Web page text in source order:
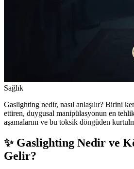
Sağlık
Gaslighting nedir, nasıl anlaşılır? Birini
ettiren, duygusal manipülasyonun en
aşamalarını ve bu toksik döngüden
✨ Gaslighting Nedir ve
Gelir?